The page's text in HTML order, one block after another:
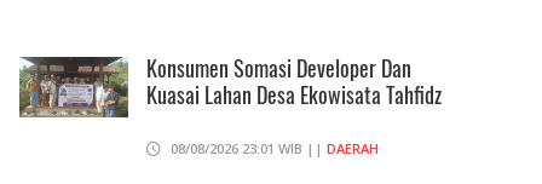
Konsumen Somasi Developer Dan
Kuasai Lahan Desa Ekowisata Tahfidz
08/08/2026 23:01 WIB || DAERAH